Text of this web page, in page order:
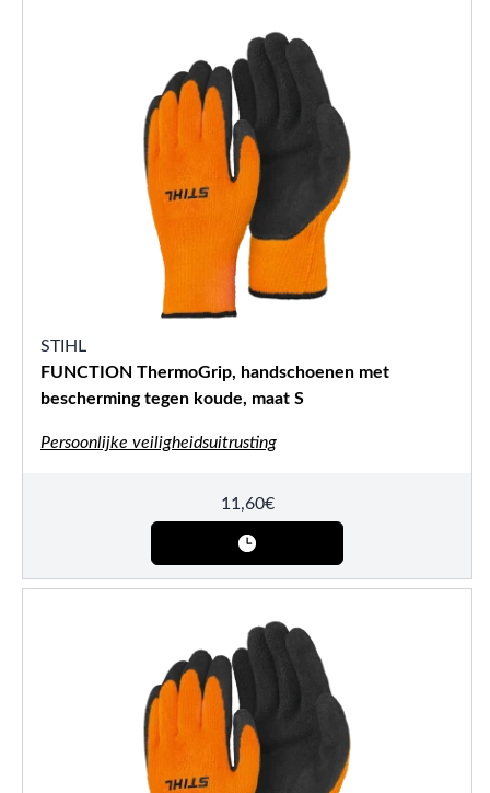
STIHL
FUNCTION ThermoGrip, handschoenen met
bescherming tegen koude, maat S
Persoonlijke veiligheidsuitrusting
11,60€